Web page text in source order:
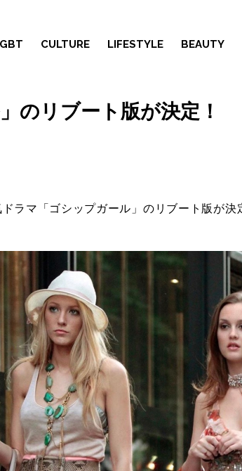
CULTURE LIFESTYLE BEAUTY
のリブート版が決定！
ラマ「ゴシップガール」のリブート版が決